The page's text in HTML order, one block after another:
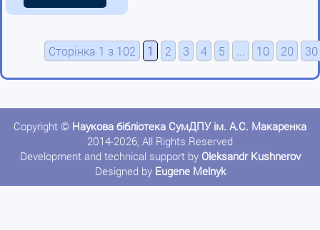
Сторінка 1 з 102 1 2 3 4 5 ... 10 20 30
Copyright © Наукова бібліотека СумДПУ ім. А.С. Макаренка
2014-2026, All Rights Reserved
Development and technical support by Oleksandr Kushnerov
Designed by Eugene Melnyk